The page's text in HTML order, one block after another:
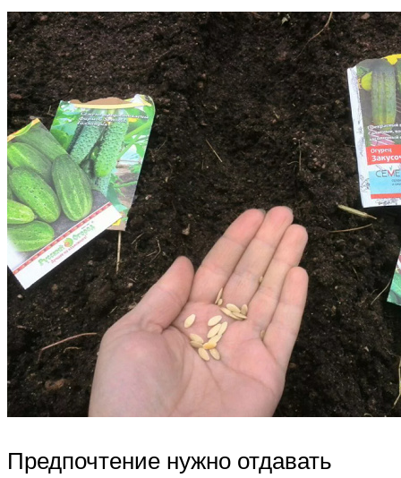
Предпочтение нужно отдавать